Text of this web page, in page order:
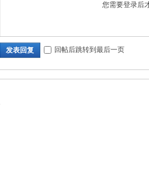
您需要登录后
发表回复 回帖后跳转到最后一页